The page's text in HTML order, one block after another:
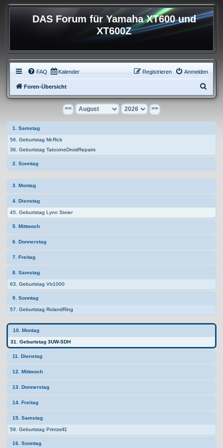
DAS Forum für Yamaha XT600 und
XT600Z
FAQ Kalender Anmelden
Registrieren
Foren-Übersicht
u
h
<< >>
1. Samstag
56. Geburtstag Mr.Rick
36. Geburtstag TatooineDroidRepairs
2. Sonntag
3. Montag
4. Dienstag
45. Geburtstag Lynn Steier
5. Mittwoch
6. Donnerstag
7. Freitag
8. Samstag
63. Geburtstag Vtr1000
9. Sonntag
57. Geburtstag RolandRing
10. Montag
31. Geburtstag 3UW-SDH
11. Dienstag
12. Mittwoch
13. Donnerstag
14. Freitag
15. Samstag
59. Geburtstag Printzell1
16. Sonntag